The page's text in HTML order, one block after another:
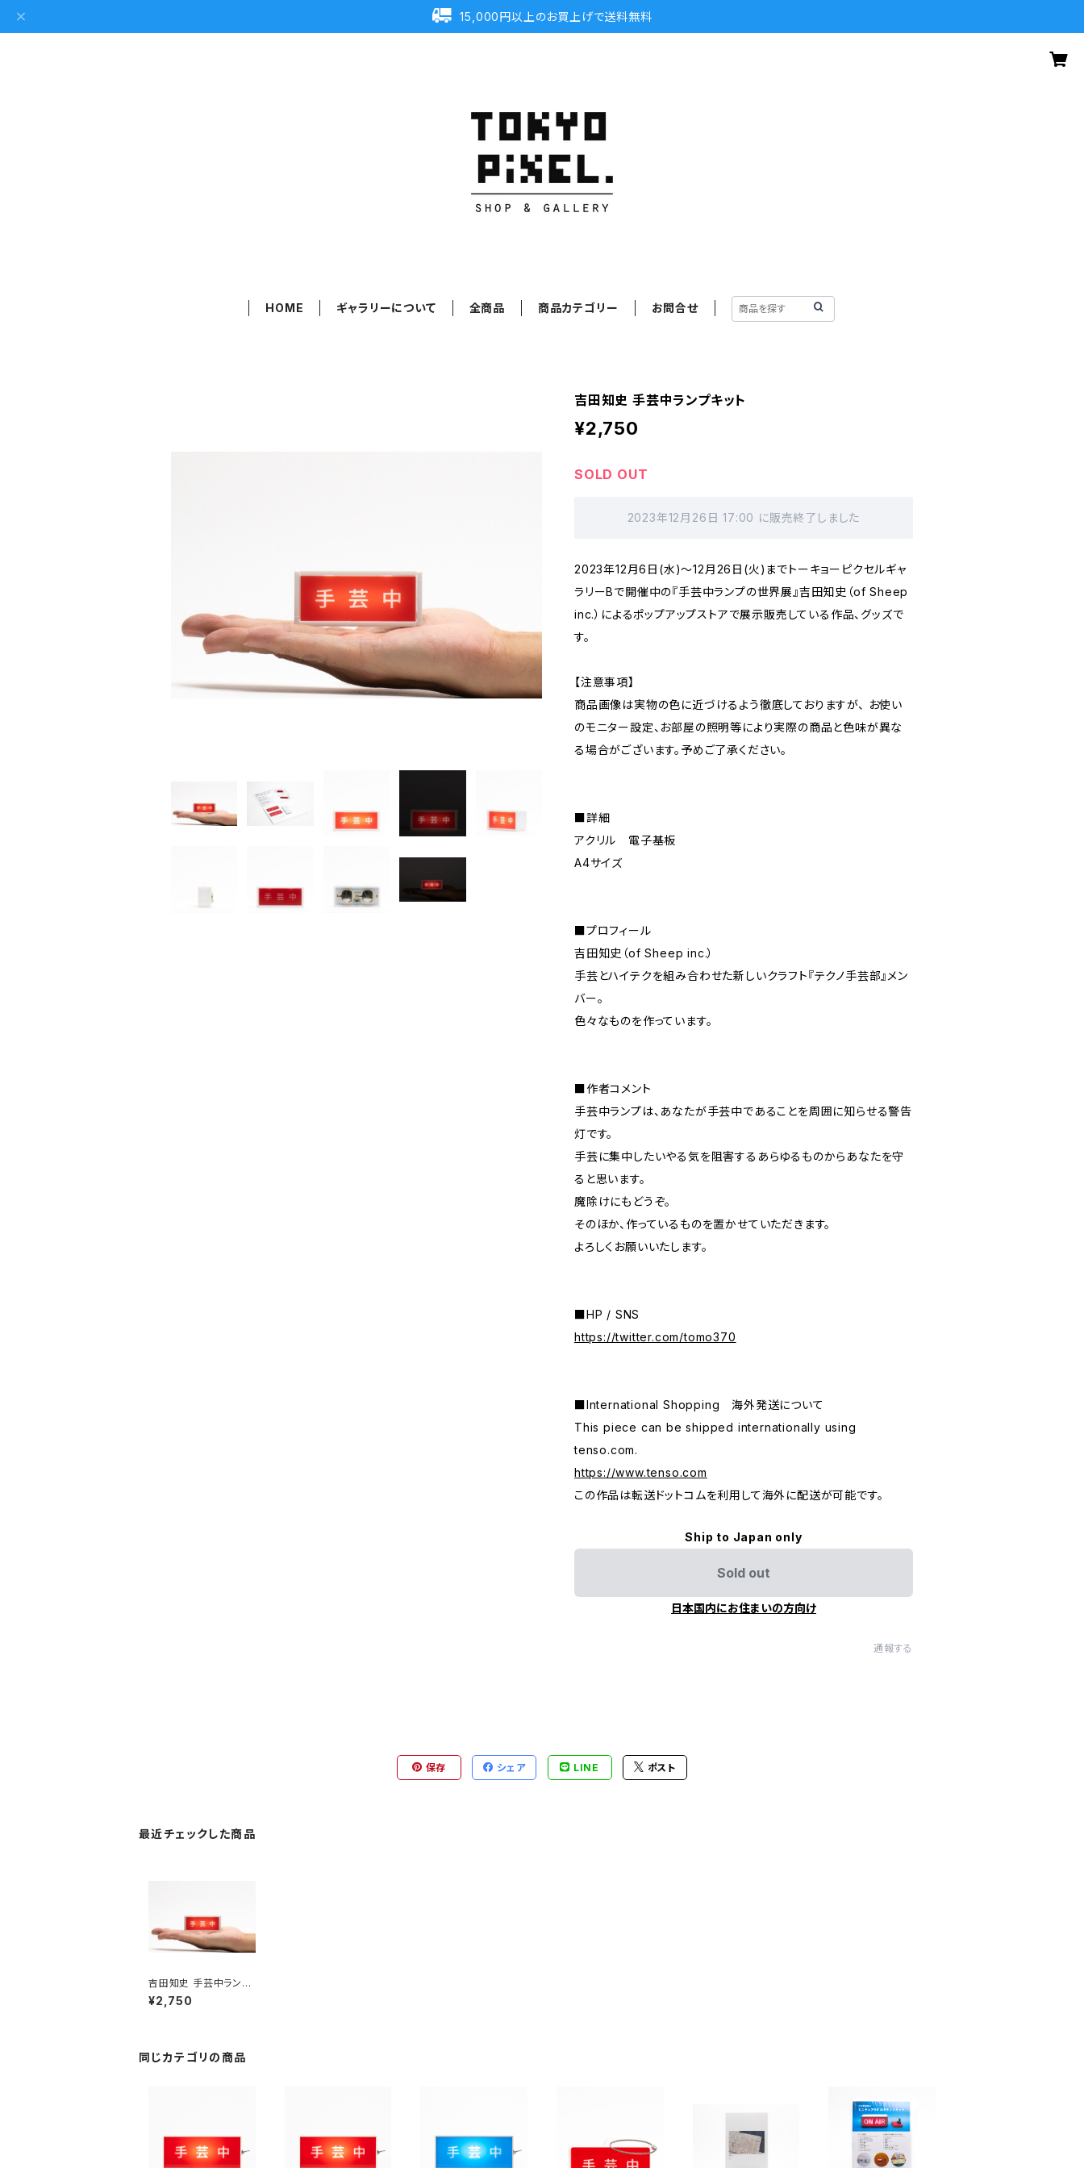
15,000円以上のお買上げで送料無料
HOME ギャラリーについて 全商品 商品カテゴリー お問合せ
吉田知史 手芸中ランプキット
¥2,750
SOLD OUT
2023年12月26日 17:00 に販売終了しました
2023年12月6日(水)〜12月26日(火)までトーキョーピクセルギャ
ラリーBで開催中の『手芸中ランプの世界展』吉田知史（of Sheep
inc.）によるポップアップストアで展示販売している作品、グッズで
す。
【注意事項】
商品画像は実物の色に近づけるよう徹底しておりますが、 お使い
のモニター設定、お部屋の照明等により実際の商品と色味が異な
る場合がございます。予めご了承ください。
■詳細
アクリル 電子基板
A4サイズ
■プロフィール
吉田知史（of Sheep inc.）
手芸とハイテクを組み合わせた新しいクラフト『テクノ手芸部』メン
バー。
色々なものを作っています。
■作者コメント
手芸中ランプは、あなたが手芸中であることを周囲に知らせる警告
灯です。
手芸に集中したいやる気を阻害するあらゆるものからあなたを守
ると思います。
魔除けにもどうぞ。
そのほか、作っているものを置かせていただきます。
よろしくお願いいたします。
■HP / SNS
https://twitter.com/tomo370
■International Shopping 海外発送について
This piece can be shipped internationally using
tenso.com.
https://www.tenso.com
この作品は転送ドットコムを利用して海外に配送が可能です。
Ship to Japan only
Sold out
日本国内にお住まいの方向け
通報する
保存 シェア LINE ポスト
最近チェックした商品
吉田知史 手芸中ランプ
キット
¥2,750
同じカテゴリの商品